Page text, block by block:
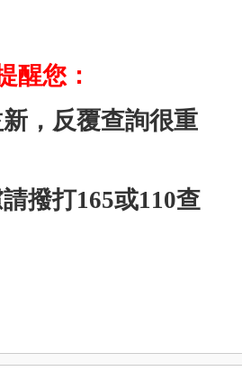
醒您：
，反覆查詢很重
撥打165或110查